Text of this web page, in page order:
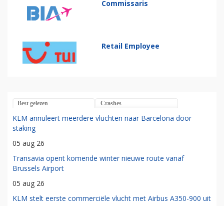
Commissaris
Retail Employee
Best gelezen Crashes
KLM annuleert meerdere vluchten naar Barcelona door
staking
05 aug 26
Transavia opent komende winter nieuwe route vanaf
Brussels Airport
05 aug 26
KLM stelt eerste commerciële vlucht met Airbus A350-900 uit